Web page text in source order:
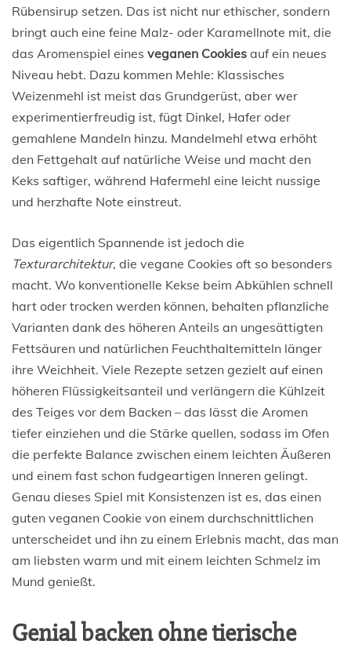
Rübensirup setzen. Das ist nicht nur ethischer, sondern
bringt auch eine feine Malz- oder Karamellnote mit, die
das Aromenspiel eines veganen Cookies auf ein neues
Niveau hebt. Dazu kommen Mehle: Klassisches
Weizenmehl ist meist das Grundgerüst, aber wer
experimentierfreudig ist, fügt Dinkel, Hafer oder
gemahlene Mandeln hinzu. Mandelmehl etwa erhöht
den Fettgehalt auf natürliche Weise und macht den
Keks saftiger, während Hafermehl eine leicht nussige
und herzhafte Note einstreut.
Das eigentlich Spannende ist jedoch die
Texturarchitektur, die vegane Cookies oft so besonders
macht. Wo konventionelle Kekse beim Abkühlen schnell
hart oder trocken werden können, behalten pflanzliche
Varianten dank des höheren Anteils an ungesättigten
Fettsäuren und natürlichen Feuchthaltemitteln länger
ihre Weichheit. Viele Rezepte setzen gezielt auf einen
höheren Flüssigkeitsanteil und verlängern die Kühlzeit
des Teiges vor dem Backen – das lässt die Aromen
tiefer einziehen und die Stärke quellen, sodass im Ofen
die perfekte Balance zwischen einem leichten Äußeren
und einem fast schon fudgeartigen Inneren gelingt.
Genau dieses Spiel mit Konsistenzen ist es, das einen
guten veganen Cookie von einem durchschnittlichen
unterscheidet und ihn zu einem Erlebnis macht, das man
am liebsten warm und mit einem leichten Schmelz im
Mund genießt.
Genial backen ohne tierische